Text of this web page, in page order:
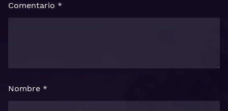
Comentario *
Nombre *